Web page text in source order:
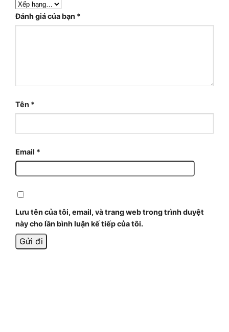
Đánh giá của bạn *
Tên *
Email *
Lưu tên của tôi, email, và trang web trong trình duyệt
này cho lần bình luận kế tiếp của tôi.